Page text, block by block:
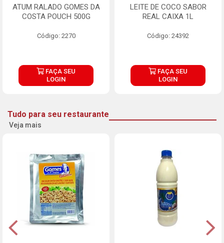
ATUM RALADO GOMES DA
COSTA POUCH 500G
Código: 2270
FAÇA SEU
LOGIN
LEITE DE COCO SABOR
REAL CAIXA 1L
Código: 24392
FAÇA SEU
LOGIN
Tudo para seu restaurante
Veja mais